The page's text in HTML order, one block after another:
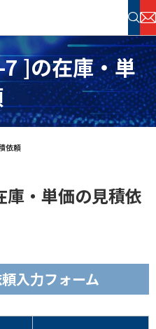
部品 在庫検索
7 ]の在庫・単
依頼
・単価の見積依
入力フォーム